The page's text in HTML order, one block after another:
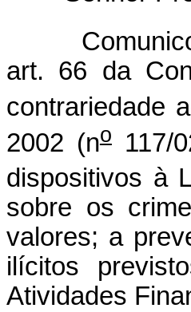
Comunico a
art. 66 da
contrariedade
2002 (no117/
dispositivos à
sobre os
valores; a
ilícitos
Atividades